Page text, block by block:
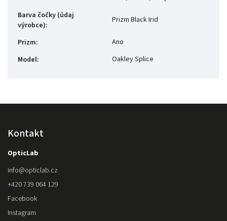
Barva čočky (údaj
výrobce):
Prizm Black Irid
Prizm:
Ano
Model: Oakley Splice
Kontakt
OpticLab
info@opticlab.cz
+420 739 064 129
Facebook
Instagram